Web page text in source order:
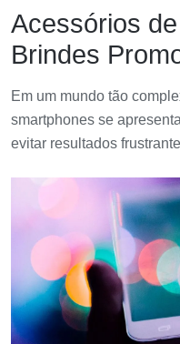
Acessórios
Brindes
Em um mundo tão
smartphones se
evitar resultados